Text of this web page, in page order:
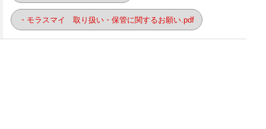
・モラスマイ 取り扱い・保管に関するお願い.pdf